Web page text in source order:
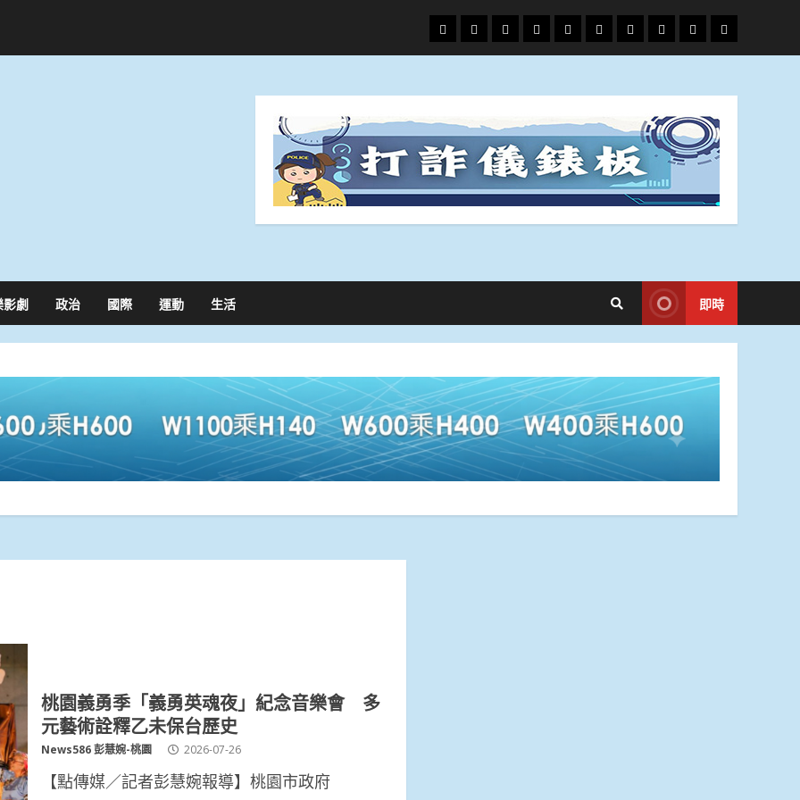
頭
條
財
經
地
方.
文
教.
專
題
娛
樂
政
治
國
際
運
動
生
活
影劇 政治 國際 運動 生活 即時
桃園義勇季「義勇英魂夜」紀念音樂會 多
元藝術詮釋乙未保台歷史
News586 彭慧婉-桃園 2026-07-26
【點傳媒／記者彭慧婉報導】桃園市政府